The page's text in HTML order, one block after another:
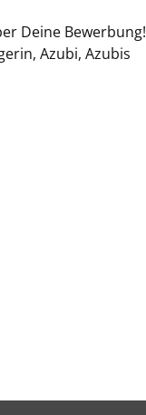
Deine Bewerbung!
Azubi, Azubis